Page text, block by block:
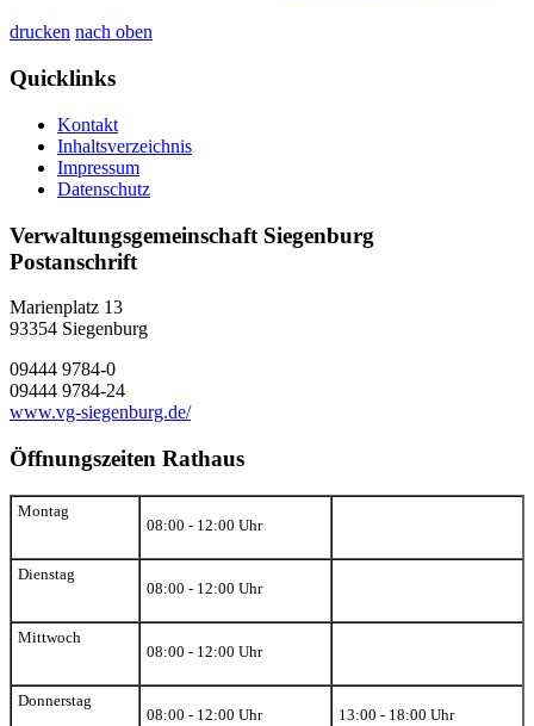
drucken nach oben
Quicklinks
Kontakt
Inhaltsverzeichnis
Impressum
Datenschutz
Verwaltungsgemeinschaft Siegenburg
Postanschrift
Marienplatz 13
93354 Siegenburg
09444 9784-0
09444 9784-24
www.vg-siegenburg.de/
Öffnungszeiten Rathaus
Montag
08:00 - 12:00 Uhr
Dienstag
08:00 - 12:00 Uhr
Mittwoch
08:00 - 12:00 Uhr
Donnerstag
08:00 - 12:00 Uhr
13:00 - 18:00 Uhr